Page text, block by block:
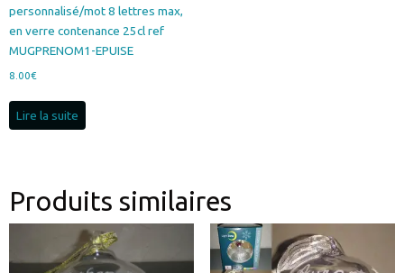
personnalisé/mot 8 lettres max,
en verre contenance 25cl ref
MUGPRENOM1-EPUISE
8.00€
Lire la suite
Produits similaires